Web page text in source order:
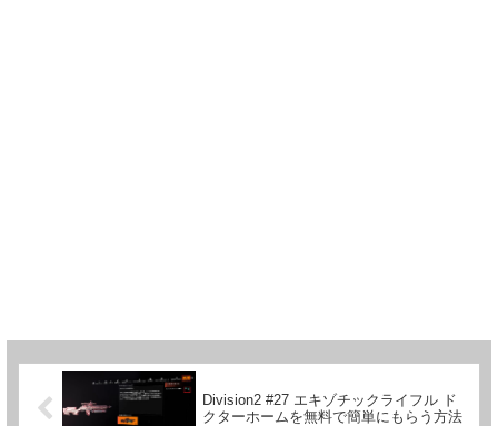
Division2 #27 エキゾチックライフル ド
クターホームを無料で簡単にもらう方法